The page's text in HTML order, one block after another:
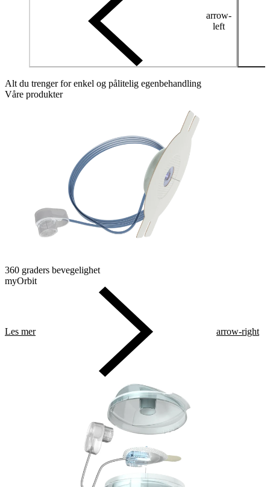
arrow-
left
Alt du trenger for enkel og pålitelig egenbehandling
Våre produkter
360 graders bevegelighet
myOrbit
Les mer arrow-right